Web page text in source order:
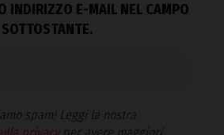
INDIRIZZO E-MAIL NEL CAMPO
SOTTOSTANTE.
spam! Leggi la nostra
privacyper avere maggiori